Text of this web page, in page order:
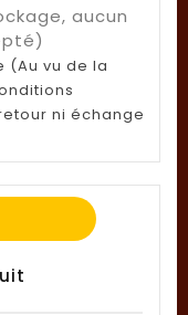
(Au vu de la
ni échange